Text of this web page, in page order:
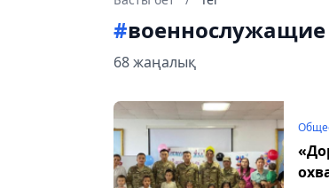
#военнослужащие
68 жаңалық